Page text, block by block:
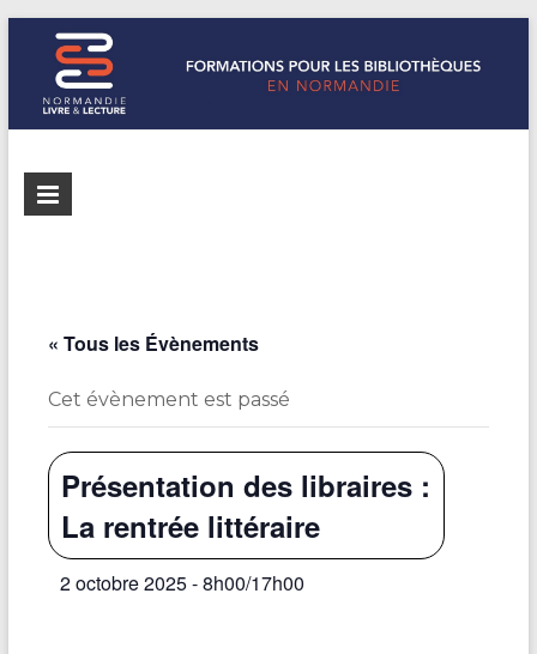
Formations
Normandie
Normandie
Livre &
bibliothèques
« Tous les Évènements
Cet évènement est passé
Présentation des libraires :
La rentrée littéraire
2 octobre 2025 - 8h00/17h00